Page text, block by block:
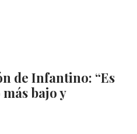
de Infantino: “Es
bajo y